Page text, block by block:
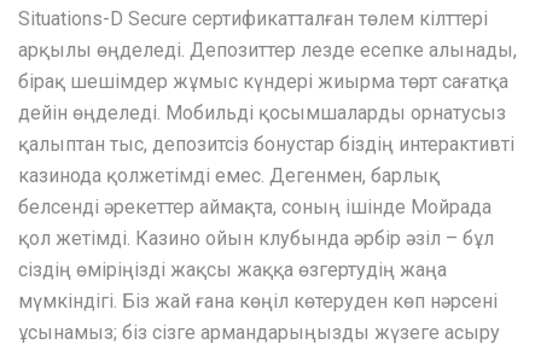
Situations-D Secure сертификатталған төлем кілттері
арқылы өңделеді. Депозиттер лезде есепке алынады,
бірақ шешімдер жұмыс күндері жиырма төрт сағатқа
дейін өңделеді. Мобильді қосымшаларды орнатусыз
қалыптан тыс, депозитсіз бонустар біздің интерактивті
казинода қолжетімді емес. Дегенмен, барлық
белсенді әрекеттер аймақта, соның ішінде Мойрада
қол жетімді. Казино ойын клубында әрбір әзіл – бұл
сіздің өміріңізді жақсы жаққа өзгертудің жаңа
мүмкіндігі. Біз жай ғана көңіл көтеруден көп нәрсені
ұсынамыз; біз сізге армандарыңызды жүзеге асыру